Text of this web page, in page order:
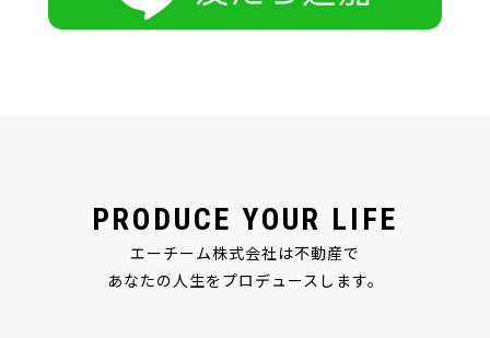
PRODUCE YOUR LIFE
エーチーム株式会社は不動産で
あなたの人生をプロデュースします。